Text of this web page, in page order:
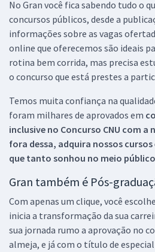
No Gran você fica sabendo tudo o
concursos públicos, desde a
informações sobre as vagas
online que oferecemos são ideais
rotina bem corrida, mas precisa
o concurso que está prestes a
Temos muita confiança na
foram milhares de aprovados em
inclusive no Concurso CNU com a
fora dessa, adquira nossos cursos
que tanto sonhou no meio
Gran também é Pós-
Com apenas um clique, você
inicia a transformação da sua
sua jornada rumo a aprovação no
almeja, e já com o título de